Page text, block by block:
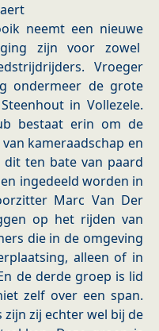
neemt een nieuwe
zijn voor zowel
Vroeger
ondermeer de grote
in Vollezele.
bestaat erin om de
kameraadschap en
ten bate van paard
ingedeeld worden in
Marc Van Der
op het rijden van
die in de omgeving
alleen of in
de derde groep is lid
zelf over een span.
zij echter wel bij de